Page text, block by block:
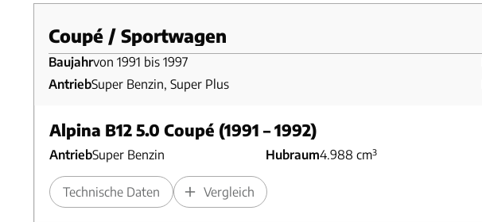
Coupé / Sportwagen
Baujahrvon 1991 bis 1997
AntriebSuper Benzin, Super Plus
Alpina B12 5.0 Coupé (1991 – 1992)
AntriebSuper Benzin Hubraum4.988 cm³
Technische Daten Vergleich